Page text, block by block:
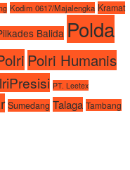
Kodim 0617/Majalengka Kramat
Balida Polda
Polri Humanis
PT. Leetex
Sumedang Talaga Tambang